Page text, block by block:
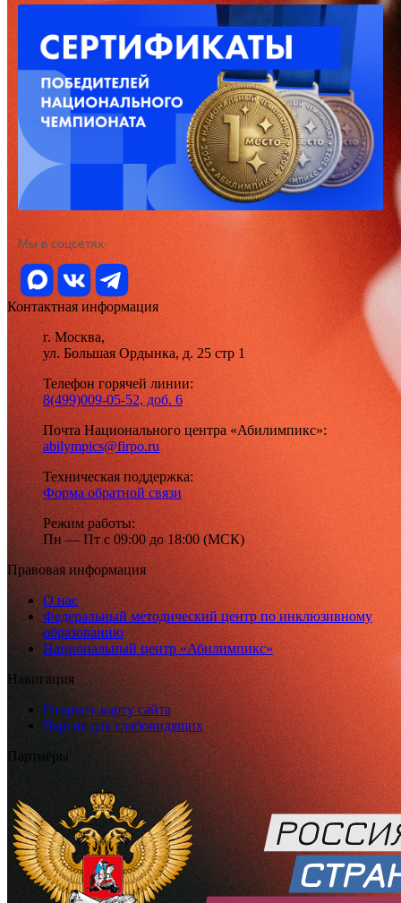
Мы в соцсетях
Контактная информация
г. Москва,
ул. Большая Ордынка, д. 25 стр 1
Телефон горячей линии:
8(499)009-05-52, доб. 6
Почта Национального центра «Абилимпикс»:
abilympics@firpo.ru
Техническая поддержка:
Форма обратной связи
Режим работы:
Пн — Пт с 09:00 до 18:00 (МСК)
Правовая информация
О нас
Федеральный методический центр по инклюзивному
образованию
Национальный центр «Абилимпикс»
Навигация
Открыть карту сайта
Версия для слабовидящих
Партнёры